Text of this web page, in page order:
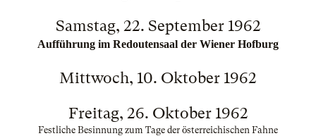
Samstag, 22. September 1962
Aufführung im Redoutensaal der Wiener Hofburg
Mittwoch, 10. Oktober 1962
Freitag, 26. Oktober 1962
Festliche Besinnung zum Tage der österreichischen Fahne